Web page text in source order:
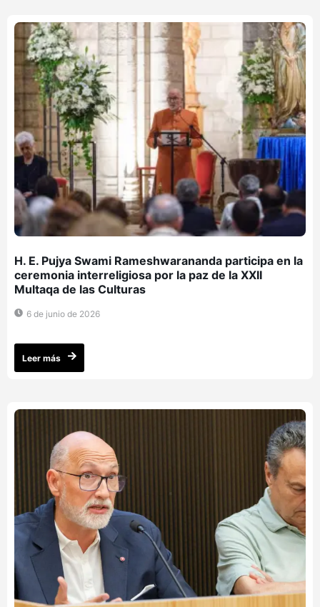
H. E. Pujya Swami Rameshwarananda participa en la
ceremonia interreligiosa por la paz de la XXII
Multaqa de las Culturas
6 de junio de 2026
Leer más